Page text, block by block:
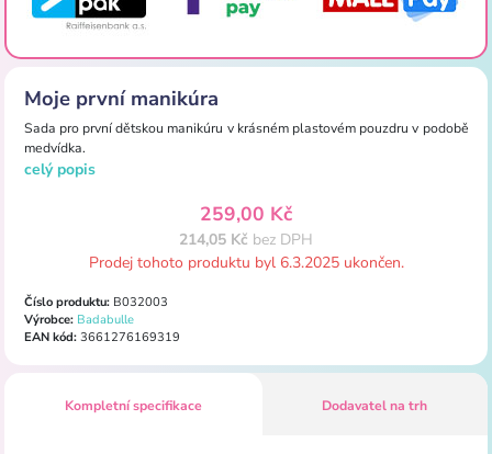
Moje první manikúra
Sada pro první dětskou manikúru v krásném plastovém pouzdru v podobě
medvídka.
celý popis
259,00 Kč
214,05 Kč bez DPH
Prodej tohoto produktu byl 6.3.2025 ukončen.
Číslo produktu:B032003
Výrobce: Badabulle
EAN kód:3661276169319
Kompletní specifikace Dodavatel na trh